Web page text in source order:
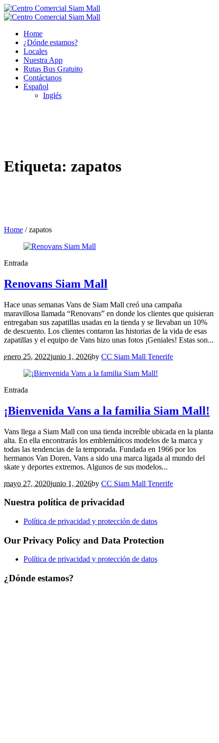
Home
¿Dónde estamos?
Locales
Nuestra App
Rutas Bus Gratuito
Contáctanos
Español
Inglés
Etiqueta: zapatos
Home /zapatos
Entrada
Renovans Siam Mall
Hace unas semanas Vans de Siam Mall creó una campaña
maravillosa llamada “Renovans” en donde los clientes que quisieran
entregaban sus zapatillas usadas en la tienda y se llevaban un 10%
de descuento. Los clientes contaron las historias de la vida de esas
zapatillas y el equipo de Vans hizo unas fotos ¡Geniales! Estas son...
enero 25, 2022junio 1, 2026by CC Siam Mall Tenerife
Entrada
¡Bienvenida Vans a la familia Siam Mall!
Vans llega a Siam Mall con una tienda increíble ubicada en la planta
alta. En ella encontrarás los emblemáticos modelos de la marca y
todas las tendencias de la temporada. Fundada en 1966 por los
hermanos Van Doren, Vans a sido una marca ligada al mundo del
skate y deportes extremos. Algunos de sus modelos...
mayo 27, 2020junio 1, 2026by CC Siam Mall Tenerife
Nuestra política de privacidad
Política de privacidad y protección de datos
Our Privacy Policy and Data Protection
Política de privacidad y protección de datos
¿Dónde estamos?